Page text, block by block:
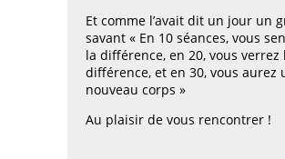
Et comme l’avait dit un jour un
savant « En 10 séances, vous
la différence, en 20, vous verrez
différence, et en 30, vous aurez
nouveau corps »
Au plaisir de vous rencontrer !